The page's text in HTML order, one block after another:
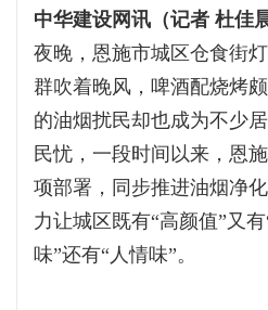
中华建设网讯（记者 杜佳
夜晚，恩施市城区仓食街
群吹着晚风，啤酒配烧烤
的油烟扰民却也成为不少
民忧，一段时间以来，恩
项部署，同步推进油烟净
力让城区既有“高颜值”又
味”还有“人情味”。